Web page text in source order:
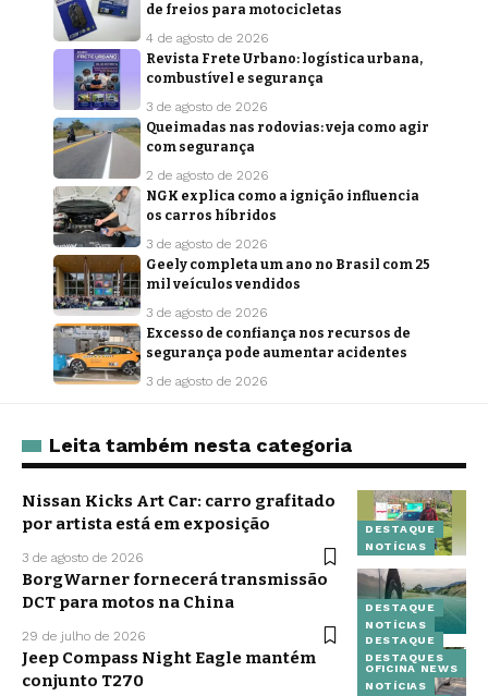
de freios para motocicletas
4 de agosto de 2026
Revista Frete Urbano: logística urbana,
combustível e segurança
3 de agosto de 2026
Queimadas nas rodovias: veja como agir
com segurança
2 de agosto de 2026
NGK explica como a ignição influencia
os carros híbridos
3 de agosto de 2026
Geely completa um ano no Brasil com 25
mil veículos vendidos
3 de agosto de 2026
Excesso de confiança nos recursos de
segurança pode aumentar acidentes
3 de agosto de 2026
Leita também nesta categoria
DESTAQUE
NOTÍCIAS
Nissan Kicks Art Car: carro grafitado
por artista está em exposição
3 de agosto de 2026
DESTAQUE
NOTÍCIAS
BorgWarner fornecerá transmissão
DCT para motos na China
29 de julho de 2026
DESTAQUE
DESTAQUES
OFICINA NEWS
NOTÍCIAS
Jeep Compass Night Eagle mantém
conjunto T270